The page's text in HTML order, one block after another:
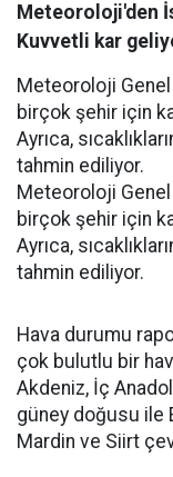
Meteoroloji'den
Kuvvetli kar
Meteoroloji
birçok şehir için
Ayrıca,
tahmin ediliyor.
Meteoroloji
birçok şehir için
Ayrıca,
tahmin ediliyor.
Hava durumu
çok bulutlu bir
Akdeniz, İç
güney doğusu ile
Mardin ve Siirt